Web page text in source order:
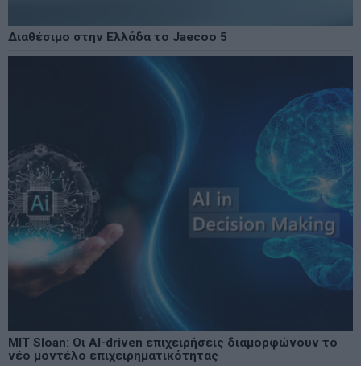
Διαθέσιμο στην Ελλάδα το Jaecoo 5
MIT Sloan: Οι AI-driven επιχειρήσεις διαμορφώνουν το
νέο μοντέλο επιχειρηματικότητας